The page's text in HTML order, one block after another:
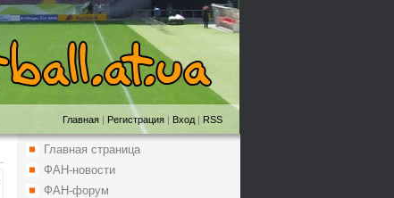
Главная | Регистрация | Вход | RSS
Главная страница
ФАН-новости
ФАН-форум